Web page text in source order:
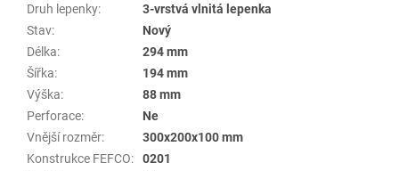
Druh lepenky:
3-vrstvá vlnitá lepenka
Stav:
Nový
Délka:
294 mm
Šířka:
194 mm
Výška:
88 mm
Perforace:
Ne
Vnější rozměr:
300x200x100 mm
Konstrukce FEFCO:
0201